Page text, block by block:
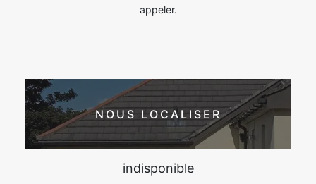
appeler.
NOUS LOCALISER
indisponible